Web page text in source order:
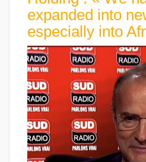
expanded into
especially into